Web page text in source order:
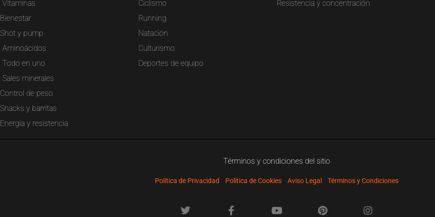
Vitaminas
Bienestar
Shot y pump
Aminoácidos
Todo en uno
Sales minerales
Control de peso
Snacks y barritas
Energía y resistencia
Ciclismo
Running
Natación
Culturismo
Deportes de equipo
Resistencia y concentración
Términos y condiciones del sitio
Política de Privacidad Política de Cookies Aviso Legal Términos y Condiciones
w
a
o
i
n